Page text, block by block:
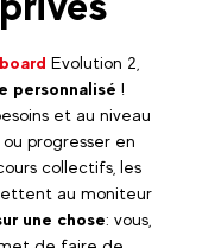
Evolution 2,
personnalisé !
et au niveau
progresser en
collectifs, les
au moniteur
une chose: vous,